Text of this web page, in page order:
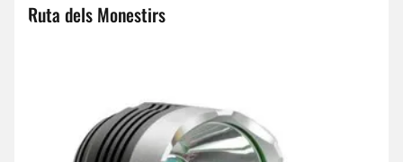
Ruta dels Monestirs